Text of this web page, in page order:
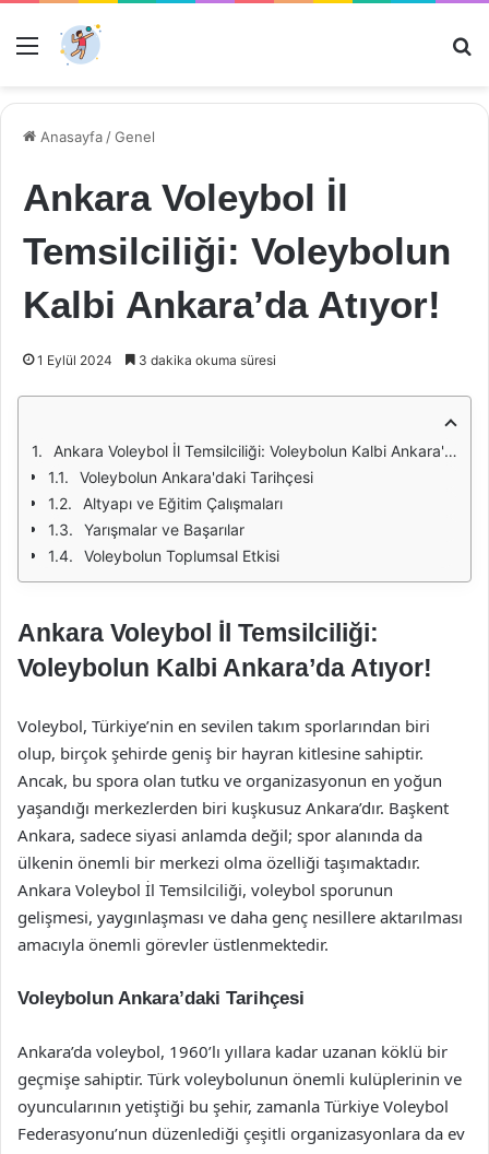
Menü
Anasayfa /Genel
Ankara Voleybol İl
Temsilciliği: Voleybolun
Kalbi Ankara’da Atıyor!
1 Eylül 2024 3 dakika okuma süresi
Ankara Voleybol İl Temsilciliği: Voleybolun Kalbi Ankara'da Atıyor!
Voleybolun Ankara'daki Tarihçesi
Altyapı ve Eğitim Çalışmaları
Yarışmalar ve Başarılar
Voleybolun Toplumsal Etkisi
Ankara Voleybol İl Temsilciliği:
Voleybolun Kalbi Ankara’da Atıyor!
Voleybol, Türkiye’nin en sevilen takım sporlarından biri
olup, birçok şehirde geniş bir hayran kitlesine sahiptir.
Ancak, bu spora olan tutku ve organizasyonun en yoğun
yaşandığı merkezlerden biri kuşkusuz Ankara’dır. Başkent
Ankara, sadece siyasi anlamda değil; spor alanında da
ülkenin önemli bir merkezi olma özelliği taşımaktadır.
Ankara Voleybol İl Temsilciliği, voleybol sporunun
gelişmesi, yaygınlaşması ve daha genç nesillere aktarılması
amacıyla önemli görevler üstlenmektedir.
Voleybolun Ankara’daki Tarihçesi
Ankara’da voleybol, 1960’lı yıllara kadar uzanan köklü bir
geçmişe sahiptir. Türk voleybolunun önemli kulüplerinin ve
oyuncularının yetiştiği bu şehir, zamanla Türkiye Voleybol
Federasyonu’nun düzenlediği çeşitli organizasyonlara da ev